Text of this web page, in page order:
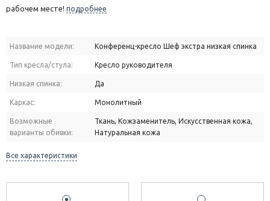
рабочем месте! подробнее
Название модели: Конференц-кресло Шеф экстра низкая спинка
Тип кресла/стула: Кресло руководителя
Низкая спинка: Да
Каркас: Монолитный
Возможные
варианты обивки:
Ткань, Кожзаменитель, Искусственная кожа,
Натуральная кожа
Все характеристики